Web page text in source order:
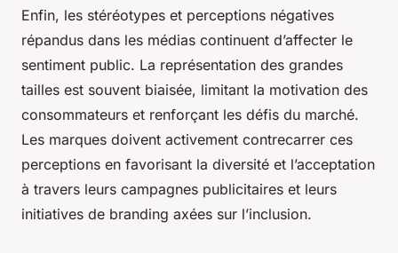
Enfin, les stéréotypes et perceptions négatives
répandus dans les médias continuent d’affecter le
sentiment public. La représentation des grandes
tailles est souvent biaisée, limitant la motivation des
consommateurs et renforçant les défis du marché.
Les marques doivent activement contrecarrer ces
perceptions en favorisant la diversité et l’acceptation
à travers leurs campagnes publicitaires et leurs
initiatives de branding axées sur l’inclusion.